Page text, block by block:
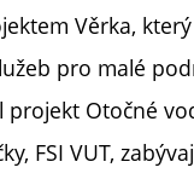
Věrka,
pro malé
projekt Otočné
FSI VUT,